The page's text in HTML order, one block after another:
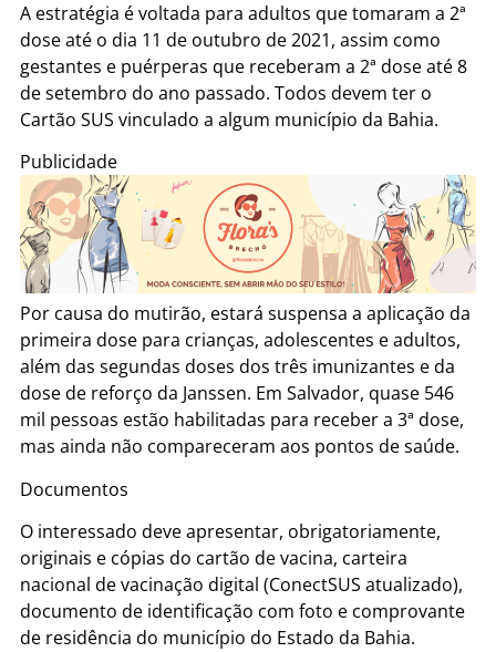
A estratégia é voltada para adultos que tomaram a 2ª
dose até o dia 11 de outubro de 2021, assim como
gestantes e puérperas que receberam a 2ª dose até 8
de setembro do ano passado. Todos devem ter o
Cartão SUS vinculado a algum município da Bahia.
Publicidade
Por causa do mutirão, estará suspensa a aplicação da
primeira dose para crianças, adolescentes e adultos,
além das segundas doses dos três imunizantes e da
dose de reforço da Janssen. Em Salvador, quase 546
mil pessoas estão habilitadas para receber a 3ª dose,
mas ainda não compareceram aos pontos de saúde.
Documentos
O interessado deve apresentar, obrigatoriamente,
originais e cópias do cartão de vacina, carteira
nacional de vacinação digital (ConectSUS atualizado),
documento de identificação com foto e comprovante
de residência do município do Estado da Bahia.